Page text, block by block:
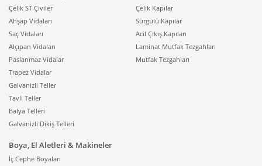
Çelik ST Çiviler
Ahşap Vidaları
Saç Vidaları
Alçıpan Vidaları
Paslanmaz Vidalar
Trapez Vidalar
Galvanizli Teller
Tavlı Teller
Balya Telleri
Galvanizli Dikiş Telleri
Çelik Kapılar
Sürgülü Kapılar
Acil Çıkış Kapıları
Laminat Mutfak Tezgahları
Mutfak Tezgahları
Boya, El Aletleri & Makineler
İç Cephe Boyaları